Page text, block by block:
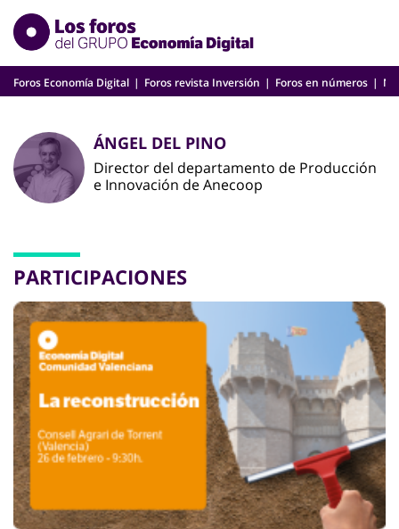
Skip
content
Foros Economía Digital Foros revista Inversión Foros en números
ÁNGEL DEL PINO
Director del departamento de Producción
e Innovación de Anecoop
PARTICIPACIONES